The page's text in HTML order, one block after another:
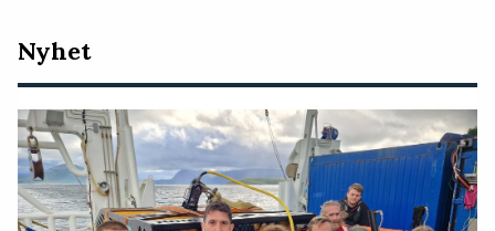
Nyeste
artikler
Nyhet